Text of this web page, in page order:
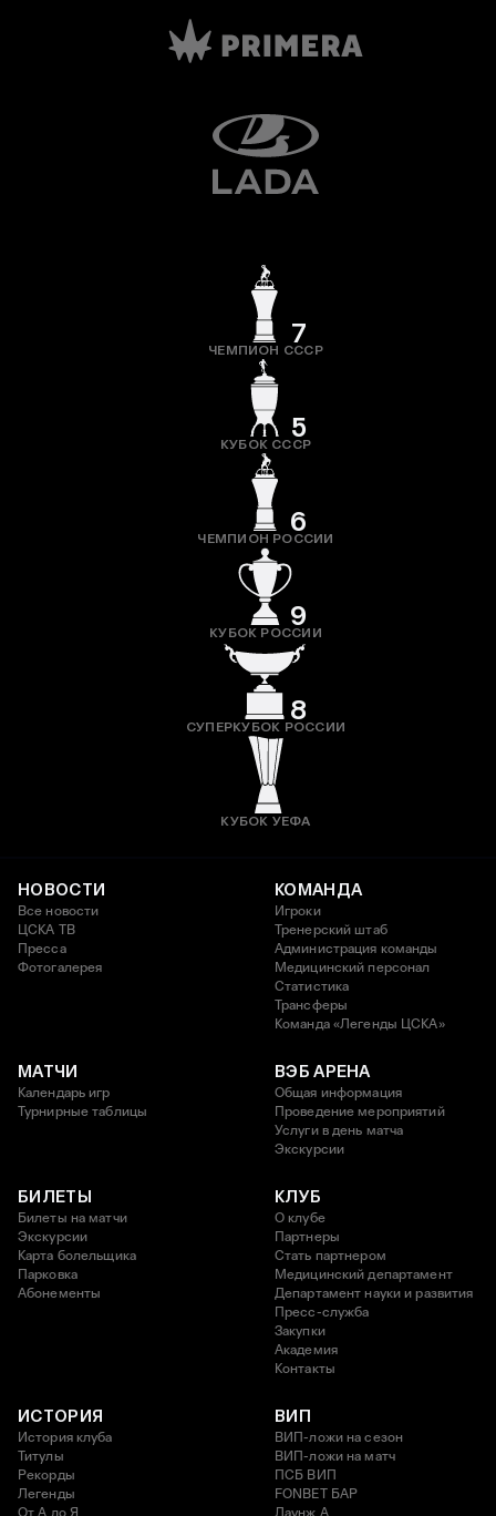
7
ЧЕМПИОН СССР
5
КУБОК СССР
6
ЧЕМПИОН РОССИИ
9
КУБОК РОССИИ
8
СУПЕРКУБОК РОССИИ
КУБОК УЕФА
НОВОСТИ
Все новости
ЦСКА ТВ
Пресса
Фотогалерея
КОМАНДА
Игроки
Тренерский штаб
Администрация команды
Медицинский персонал
Статистика
Трансферы
Команда «Легенды ЦСКА»
МАТЧИ
Календарь игр
Турнирные таблицы
ВЭБ АРЕНА
Общая информация
Проведение мероприятий
Услуги в день матча
Экскурсии
БИЛЕТЫ
Билеты на матчи
Экскурсии
Карта болельщика
Парковка
Абонементы
КЛУБ
О клубе
Партнеры
Стать партнером
Медицинский департамент
Департамент науки и развития
Пресс-служба
Закупки
Академия
Контакты
ИСТОРИЯ
История клуба
Титулы
Рекорды
Легенды
От А до Я
ВИП
ВИП-ложи на сезон
ВИП-ложи на матч
ПСБ ВИП
FONBET БАР
Лаунж A